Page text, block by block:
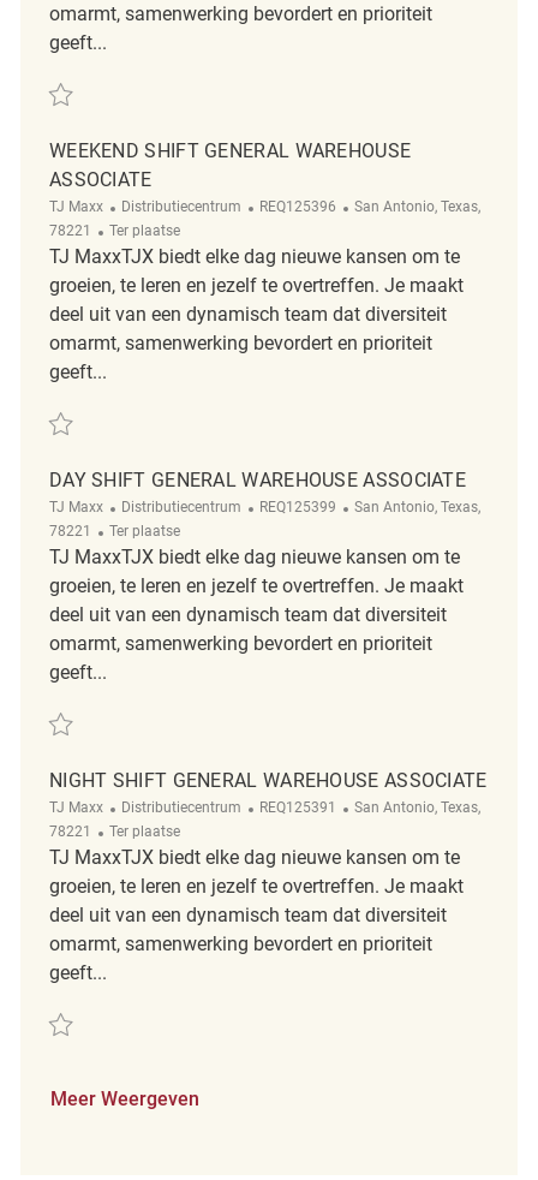
omarmt, samenwerking bevordert en prioriteit
geeft...
Redden Night Shift Forklift Driver General Warehouse Associate
WEEKEND SHIFT GENERAL WAREHOUSE
ASSOCIATE
TJ Maxx Categorie
Distributiecentrum ReqId
REQ125396 Plaats
San Antonio, Texas,
78221
Afgelegen
Ter plaatse
TJ MaxxTJX biedt elke dag nieuwe kansen om te
groeien, te leren en jezelf te overtreffen. Je maakt
deel uit van een dynamisch team dat diversiteit
omarmt, samenwerking bevordert en prioriteit
geeft...
Redden Weekend Shift General Warehouse Associate REQ125396
DAY SHIFT GENERAL WAREHOUSE ASSOCIATE
TJ Maxx Categorie
Distributiecentrum ReqId
REQ125399 Plaats
San Antonio, Texas,
78221
Afgelegen
Ter plaatse
TJ MaxxTJX biedt elke dag nieuwe kansen om te
groeien, te leren en jezelf te overtreffen. Je maakt
deel uit van een dynamisch team dat diversiteit
omarmt, samenwerking bevordert en prioriteit
geeft...
Redden Day Shift General Warehouse Associate REQ125399
NIGHT SHIFT GENERAL WAREHOUSE ASSOCIATE
TJ Maxx Categorie
Distributiecentrum ReqId
REQ125391 Plaats
San Antonio, Texas,
78221
Afgelegen
Ter plaatse
TJ MaxxTJX biedt elke dag nieuwe kansen om te
groeien, te leren en jezelf te overtreffen. Je maakt
deel uit van een dynamisch team dat diversiteit
omarmt, samenwerking bevordert en prioriteit
geeft...
Redden Night Shift General Warehouse Associate REQ125391
Meer Weergeven